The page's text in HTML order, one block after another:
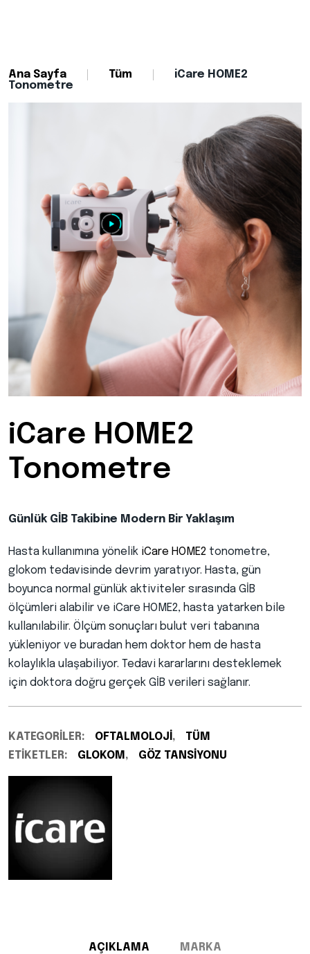
Ana Sayfa Tüm
iCare HOME2
Tonometre
iCare HOME2
Tonometre
Günlük GİB Takibine Modern Bir Yaklaşım
Hasta kullanımına yönelik iCare HOME2 tonometre,
glokom tedavisinde devrim yaratıyor. Hasta, gün
boyunca normal günlük aktiviteler sırasında GİB
ölçümleri alabilir ve iCare HOME2, hasta yatarken bile
kullanılabilir. Ölçüm sonuçları bulut veri tabanına
yükleniyor ve buradan hem doktor hem de hasta
kolaylıkla ulaşabiliyor. Tedavi kararlarını desteklemek
için doktora doğru gerçek GİB verileri sağlanır.
KATEGORILER: OFTALMOLOJI ,
TÜM
ETIKETLER:
GLOKOM , GÖZ TANSIYONU
AÇIKLAMA MARKA